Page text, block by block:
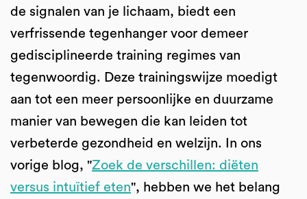
de signalen van je lichaam, biedt een
verfrissende tegenhanger voor demeer
gedisciplineerde training regimes van
tegenwoordig. Deze trainingswijze moedigt
aan tot een meer persoonlijke en duurzame
manier van bewegen die kan leiden tot
verbeterde gezondheid en welzijn. In ons
vorige blog, "Zoek de verschillen: diëten
versus intuïtief eten", hebben we het belang